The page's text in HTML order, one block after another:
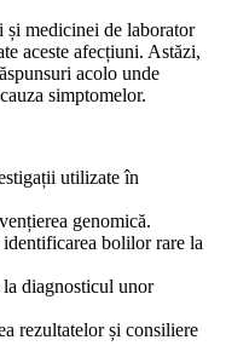
și medicinei de laborator
aceste afecțiuni. Astăzi,
acolo unde
simptomelor.
utilizate în
genomică.
bolilor rare la
diagnosticul unor
rezultatelor și consiliere